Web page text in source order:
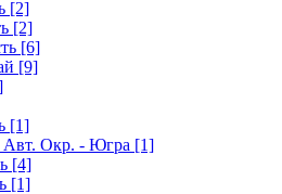
[2]
[2]
[6]
[9]
[1]
Окр. - Югра [1]
[4]
[1]